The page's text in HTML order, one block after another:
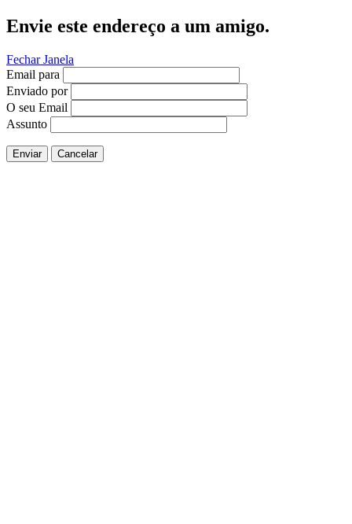
Envie este endereço a um amigo.
Fechar Janela
Email para
Enviado por
O seu Email
Assunto
Enviar Cancelar